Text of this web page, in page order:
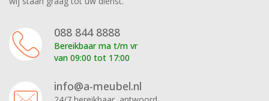
088 844 8888
Bereikbaar ma t/m vr
van 09:00 tot 17:00
info@a-meubel.nl